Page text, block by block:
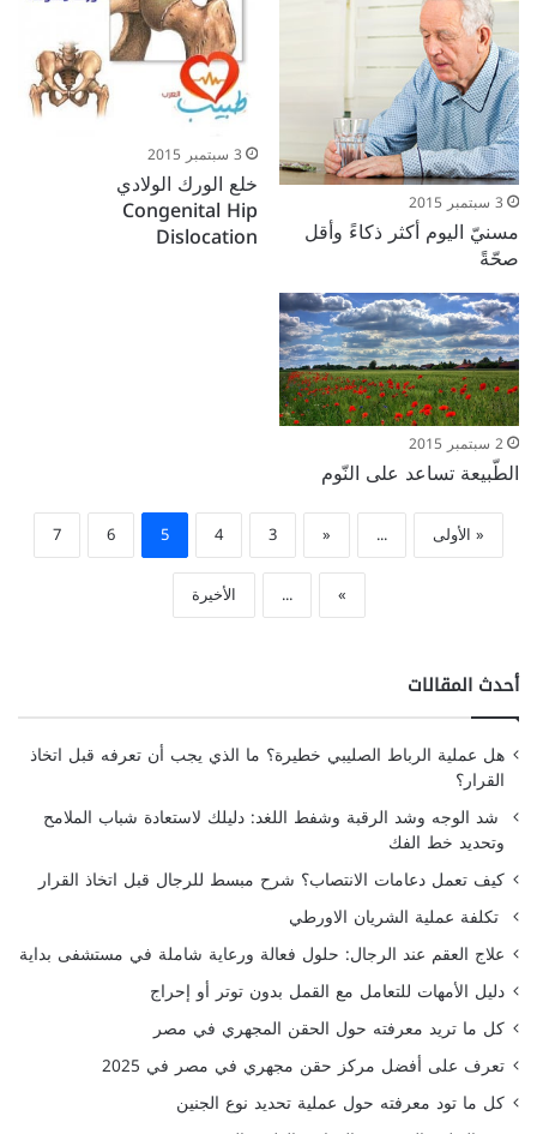
3 سبتمبر 2015
مسنيّ اليوم أكثر ذكاءً وأقل
صحّةً
3 سبتمبر 2015
خلع الورك الولادي
Congenital Hip
Dislocation
2 سبتمبر 2015
الطّبيعة تساعد على النّوم
« الأولى ...
«
3
4
5
6
7
»
... الأخيرة
أحدث المقالات
هل عملية الرباط الصليبي خطيرة؟ ما الذي يجب أن تعرفه قبل اتخاذ
القرار؟
شد الوجه وشد الرقبة وشفط اللغد: دليلك لاستعادة شباب الملامح
وتحديد خط الفك
كيف تعمل دعامات الانتصاب؟ شرح مبسط للرجال قبل اتخاذ القرار
تكلفة عملية الشريان الاورطي
علاج العقم عند الرجال: حلول فعالة ورعاية شاملة في مستشفى بداية
دليل الأمهات للتعامل مع القمل بدون توتر أو إحراج
كل ما تريد معرفته حول الحقن المجهري في مصر
تعرف على أفضل مركز حقن مجهري في مصر في 2025
كل ما تود معرفته حول عملية تحديد نوع الجنين